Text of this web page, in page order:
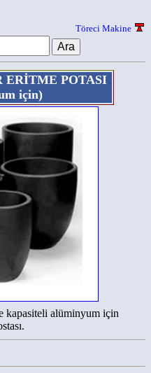
Töreci Makine
ERİTME POTASI
için)
kapasiteli alüminyum için